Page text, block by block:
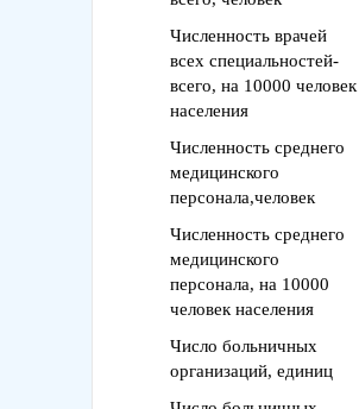
Численность врачей
всех специальностей-
всего, на 10000 человек
населения
Численность среднего
медицинского
персонала,человек
Численность среднего
медицинского
персонала, на 10000
человек населения
Число больничных
организаций, единиц